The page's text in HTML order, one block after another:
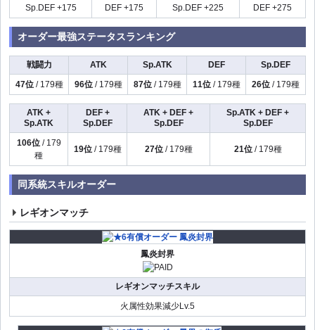
Sp.DEF +175
DEF +175 Sp.DEF +225 DEF +275
オーダー最強ステータスランキング
戦闘力 ATK Sp.ATK DEF
Sp.DEF
47位/ 179種 96位/ 179種 87位/ 179種 11位/ 179種 26位 / 179種
ATK +
Sp.ATK
DEF +
Sp.DEF
ATK + DEF +
Sp.DEF
Sp.ATK + DEF +
Sp.DEF
106位/ 179
種
19位/ 179種 27位/ 179種 21位/ 179種
同系統スキルオーダー
レギオンマッチ
鳳炎封界
レギオンマッチスキル
火属性効果減少Lv.5